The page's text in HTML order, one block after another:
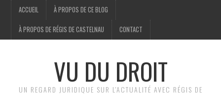
ACCUEIL À PROPOS DE CE BLOG
À PROPOS DE RÉGIS DE CASTELNAU CONTACT
VU DU DROIT
UN REGARD JURIDIQUE SUR L'ACTUALITÉ AVEC RÉGIS DE